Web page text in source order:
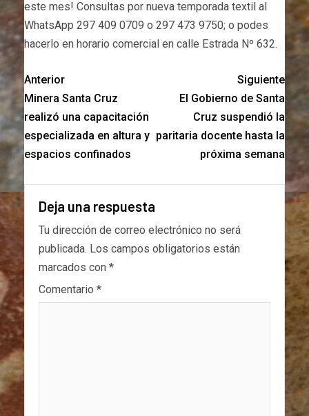
este mes! Consultas por nueva temporada textil al
WhatsApp 297 409 0709 o 297 473 9750; o podes
hacerlo en horario comercial en calle Estrada Nº 632.
Anterior
Minera Santa Cruz
realizó una capacitación
especializada en altura y
espacios confinados
Siguiente
El Gobierno de Santa
Cruz suspendió la
paritaria docente hasta la
próxima semana
Deja una respuesta
Tu dirección de correo electrónico no será
publicada. Los campos obligatorios están
marcados con *
Comentario *